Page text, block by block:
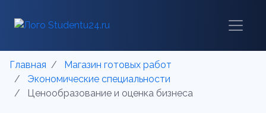
Главная
Магазин готовых работ
Экономические специальности
Ценообразование и оценка бизнеса